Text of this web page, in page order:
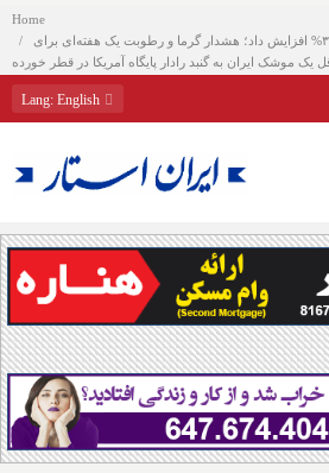
Home
ترامپ گمرکی کانادا را از اوت به ۳۵% افزایش داد؛ هشدار گرما و رطوبت یک هفته‌ای برای
یک موشک ایران به گنبد رادار پایگاه آمریکا در قطر خورده
Lang: English